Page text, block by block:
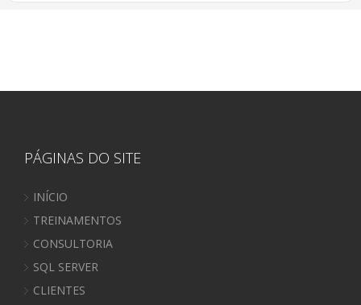
PÁGINAS DO SITE
INÍCIO
TREINAMENTOS
CONSULTORIA
SQL SERVER
CLIENTES